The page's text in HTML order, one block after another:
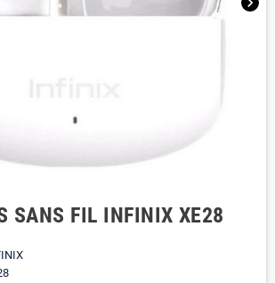
SANS FIL INFINIX XE28